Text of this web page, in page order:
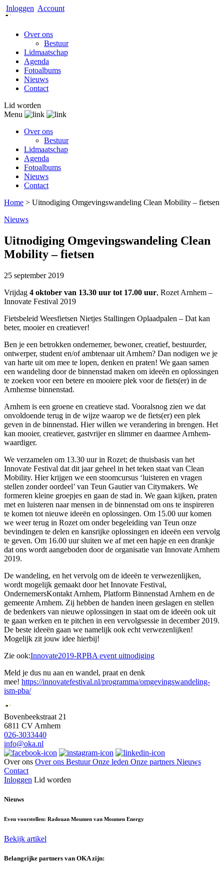
Inloggen Account
Over ons
Bestuur
Lidmaatschap
Agenda
Fotoalbums
Nieuws
Contact
Lid worden
Menu
Over ons
Bestuur
Lidmaatschap
Agenda
Fotoalbums
Nieuws
Contact
Home > Uitnodiging Omgevingswandeling Clean Mobility – fietsen
Nieuws
Uitnodiging Omgevingswandeling Clean
Mobility – fietsen
25 september 2019
Vrijdag 4 oktober van 13.30 uur tot 17.00 uur, Rozet Arnhem –
Innovate Festival 2019
Fietsbeleid Weesfietsen Nietjes Stallingen Oplaadpalen – Dat kan
beter, mooier en creatiever!
Ben je een betrokken ondernemer, bewoner, creatief, bestuurder,
ontwerper, student en/of ambtenaar uit Arnhem? Dan nodigen we je
van harte uit om mee te lopen, denken en praten! We gaan samen
een wandeling door de binnenstad maken om ideeën en oplossingen
te zoeken voor een betere en mooiere plek voor de fiets(er) in de
Arnhemse binnenstad.
Arnhem is een groene en creatieve stad. Vooralsnog zien we dat
onvoldoende terug in de wijze waarop we de fiets(er) een plek
geven in de binnenstad. Hier willen we verandering in brengen. Het
kan mooier, creatiever, gastvrijer en slimmer en daarmee Arnhem-
waardiger.
We verzamelen om 13.30 uur in Rozet; de thuisbasis van het
Innovate Festival dat dit jaar geheel in het teken staat van Clean
Mobility. Hier krijgen we een stoomcursus ‘luisteren en vragen
stellen zonder oordeel’ van Teun Gautier van Citymakers. We
formeren kleine groepjes en gaan de stad in. We gaan kijken, praten
met en luisteren naar mensen in de binnenstad om ons te inspireren
te komen tot nieuwe ideeën en oplossingen. Om 15.00 uur komen
we weer terug in Rozet om onder begeleiding van Teun onze
bevindingen te delen en kansrijke oplossingen en ideeën een vervolg
te geven. Om 16.00 uur sluiten we af met een hapje en een drankje
dat ons wordt aangeboden door de organisatie van Innovate Arnhem
2019.
De wandeling, en het vervolg om de ideeën te verwezenlijken,
wordt mogelijk gemaakt door het Innovate Festival,
OndernemersKontakt Arnhem, Platform Binnenstad Arnhem en de
gemeente Arnhem. Zij hebben de handen ineen geslagen en stellen
de bedenkers van nieuwe oplossingen in staat om de ideeën ook uit
te gaan werken en te pitchen in een vervolgsessie in december 2019.
De beste ideeën gaan we namelijk ook echt verwezenlijken!
Mogelijk zit jouw idee hierbij!
Zie ook:Innovate2019-RPBA event uitnodiging
Meld je dus nu aan en wandel, praat en denk
mee! https://innovatefestival.nl/programma/omgevingswandeling-
ism-pba/
Bovenbeekstraat 21
6811 CV Arnhem
026-3033440
info@oka.nl
Over ons Over ons BestuurOnze leden Onze partners Nieuws
Contact
Inloggen Lid worden
Nieuws
Even voorstellen: Radouan Moumen van Moumen Energy
Bekijk artikel
Belangrijke partners van OKA zijn: